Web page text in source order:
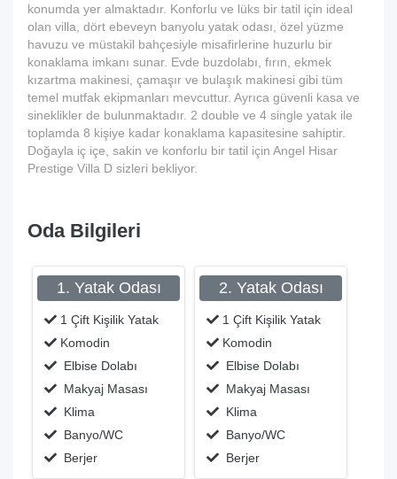
konumda yer almaktadır. Konforlu ve lüks bir tatil için ideal
olan villa, dört ebeveyn banyolu yatak odası, özel yüzme
havuzu ve müstakil bahçesiyle misafirlerine huzurlu bir
konaklama imkanı sunar. Evde buzdolabı, fırın, ekmek
kızartma makinesi, çamaşır ve bulaşık makinesi gibi tüm
temel mutfak ekipmanları mevcuttur. Ayrıca güvenli kasa ve
sineklikler de bulunmaktadır. 2 double ve 4 single yatak ile
toplamda 8 kişiye kadar konaklama kapasitesine sahiptir.
Doğayla iç içe, sakin ve konforlu bir tatil için Angel Hisar
Prestige Villa D sizleri bekliyor.
Oda Bilgileri
1. Yatak Odası
1 Çift Kişilik Yatak
Komodin
Elbise Dolabı
Makyaj Masası
Klima
Banyo/WC
Berjer
2. Yatak Odası
1 Çift Kişilik Yatak
Komodin
Elbise Dolabı
Makyaj Masası
Klima
Banyo/WC
Berjer